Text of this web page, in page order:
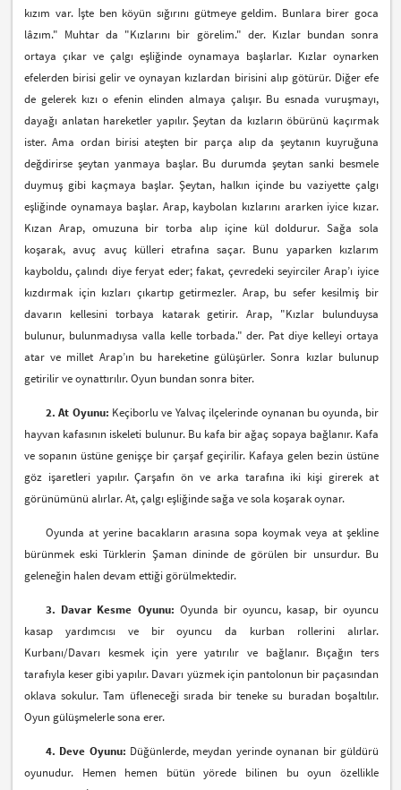
kızım var. İşte ben köyün sığırını gütmeye geldim. Bunlara birer goca
lâzım." Muhtar da "Kızlarını bir görelim." der. Kızlar bundan sonra
ortaya çıkar ve çalgı eşliğinde oynamaya başlarlar. Kızlar oynarken
efelerden birisi gelir ve oynayan kızlardan birisini alıp götürür. Diğer efe
de gelerek kızı o efenin elinden almaya çalışır. Bu esnada vuruşmayı,
dayağı anlatan hareketler yapılır. Şeytan da kızların öbürünü kaçırmak
ister. Ama ordan birisi ateşten bir parça alıp da şeytanın kuyruğuna
değdirirse şeytan yanmaya başlar. Bu durumda şeytan sanki besmele
duymuş gibi kaçmaya başlar. Şeytan, halkın içinde bu vaziyette çalgı
eşliğinde oynamaya başlar. Arap, kaybolan kızlarını ararken iyice kızar.
Kızan Arap, omuzuna bir torba alıp içine kül doldurur. Sağa sola
koşarak, avuç avuç külleri etrafına saçar. Bunu yaparken kızlarım
kayboldu, çalındı diye feryat eder; fakat, çevredeki seyirciler Arap’ı iyice
kızdırmak için kızları çıkartıp getirmezler. Arap, bu sefer kesilmiş bir
davarın kellesini torbaya katarak getirir. Arap, "Kızlar bulunduysa
bulunur, bulunmadıysa valla kelle torbada." der. Pat diye kelleyi ortaya
atar ve millet Arap’ın bu hareketine gülüşürler. Sonra kızlar bulunup
getirilir ve oynattırılır. Oyun bundan sonra biter.
2. At Oyunu: Keçiborlu ve Yalvaç ilçelerinde oynanan bu oyunda, bir
hayvan kafasının iskeleti bulunur. Bu kafa bir ağaç sopaya bağlanır. Kafa
ve sopanın üstüne genişçe bir çarşaf geçirilir. Kafaya gelen bezin üstüne
göz işaretleri yapılır. Çarşafın ön ve arka tarafına iki kişi girerek at
görünümünü alırlar. At, çalgı eşliğinde sağa ve sola koşarak oynar.
Oyunda at yerine bacakların arasına sopa koymak veya at şekline
bürünmek eski Türklerin Şaman dininde de görülen bir unsurdur. Bu
geleneğin halen devam ettiği görülmektedir.
3. Davar Kesme Oyunu: Oyunda bir oyuncu, kasap, bir oyuncu
kasap yardımcısı ve bir oyuncu da kurban rollerini alırlar.
Kurbanı/Davarı kesmek için yere yatırılır ve bağlanır. Bıçağın ters
tarafıyla keser gibi yapılır. Davarı yüzmek için pantolonun bir paçasından
oklava sokulur. Tam üfleneceği sırada bir teneke su buradan boşaltılır.
Oyun gülüşmelerle sona erer.
4. Deve Oyunu: Düğünlerde, meydan yerinde oynanan bir güldürü
oyunudur. Hemen hemen bütün yörede bilinen bu oyun özellikle